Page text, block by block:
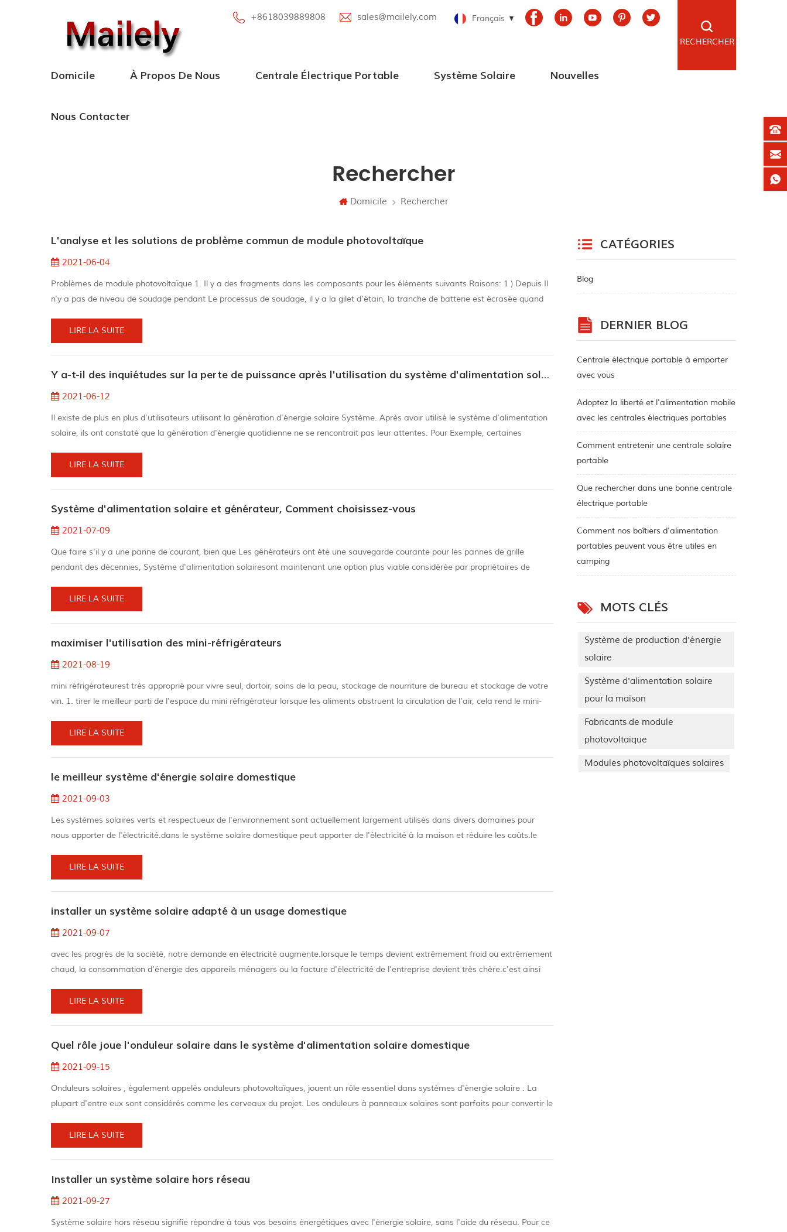
+8618039889808 sales@mailely.com Français
RECHERCHER
Domicile À Propos De Nous Centrale Électrique Portable Système Solaire Nouvelles
Nous Contacter
Rechercher
Domicile Rechercher
L'analyse et les solutions de problème commun de module photovoltaïque
2021-06-04
Problèmes de module photovoltaïque 1. Il y a des fragments dans les composants pour les éléments suivants Raisons: 1 ) Depuis Il
n'y a pas de niveau de soudage pendant Le processus de soudage, il y a la gilet d'étain, la tranche de batterie est écrasée quand
bon f...LIRE LA SUITE
Y a-t-il des inquiétudes sur la perte de puissance après l'utilisation du système d'alimentation solaire?
2021-06-12
Il existe de plus en plus d'utilisateurs utilisant la génération d'énergie solaire Système. Après avoir utilisé le système d'alimentation
solaire, ils ont constaté que la génération d'énergie quotidienne ne se rencontrait pas leur attentes. Pour Exemple, certaines
plus bas....
LIRE LA SUITE
Système d'alimentation solaire et générateur, Comment choisissez-vous
2021-07-09
Que faire s'il y a une panne de courant, bien que Les générateurs ont été une sauvegarde courante pour les pannes de grille
pendant des décennies, Système d'alimentation solairesont maintenant une option plus viable considérée par propriétaires de
fort sons. Pour La pers...
LIRE LA SUITE
maximiser l'utilisation des mini-réfrigérateurs
2021-08-19
mini réfrigérateurest très approprié pour vivre seul, dortoir, soins de la peau, stockage de nourriture de bureau et stockage de votre
vin. 1. tirer le meilleur parti de l'espace du mini réfrigérateur lorsque les aliments obstruent la circulation de l'air, cela rend le mini-
LIRE LA SUITE
le meilleur système d'énergie solaire domestique
2021-09-03
Les systèmes solaires verts et respectueux de l'environnement sont actuellement largement utilisés dans divers domaines pour
nous apporter de l'électricité.dans le système solaire domestique peut apporter de l'électricité à la maison et réduire les coûts.le
l'obscuri...
LIRE LA SUITE
installer un système solaire adapté à un usage domestique
2021-09-07
avec les progrès de la société, notre demande en électricité augmente.lorsque le temps devient extrêmement froid ou extrêmement
chaud, la consommation d'énergie des appareils ménagers ou la facture d'électricité de l'entreprise devient très chère.c'est ainsi
savez...LIRE LA SUITE
Quel rôle joue l'onduleur solaire dans le système d'alimentation solaire domestique
2021-09-15
Onduleurs solaires , également appelés onduleurs photovoltaïques, jouent un rôle essentiel dans systèmes d'énergie solaire . La
plupart d'entre eux sont considérés comme les cerveaux du projet. Les onduleurs à panneaux solaires sont parfaits pour convertir le
fournir...LIRE LA SUITE
Installer un système solaire hors réseau
2021-09-27
Système solaire hors réseau signifie répondre à tous vos besoins énergétiques avec l'énergie solaire, sans l'aide du réseau. Pour ce
CATÉGORIES
Blog
DERNIER BLOG
Centrale électrique portable à emporter
avec vous
Adoptez la liberté et l'alimentation mobile
avec les centrales électriques portables
Comment entretenir une centrale solaire
portable
Que rechercher dans une bonne centrale
électrique portable
Comment nos boîtiers d'alimentation
portables peuvent vous être utiles en
camping
MOTS CLÉS
Système de production d'énergie
solaire
Système d'alimentation solaire
pour la maison
Fabricants de module
photovoltaïque
Modules photovoltaïques solaires